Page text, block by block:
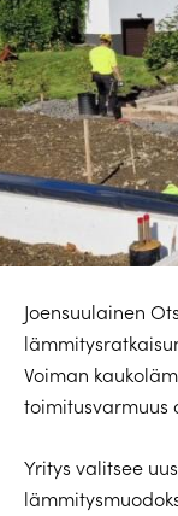
Joensuulainen
Voiman
toimitusvarmuus
Yritys valitsee